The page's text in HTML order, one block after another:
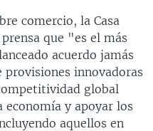
comercio, la Casa
que "es el más
acuerdo jamás
provisiones innovadoras
global
economía y apoyar los
aquellos en